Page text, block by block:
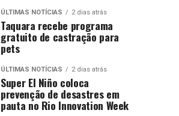
ÚLTIMAS NOTÍCIAS 2 dias atrás
Taquara recebe programa
gratuito de castração para
pets
ÚLTIMAS NOTÍCIAS 2 dias atrás
Super El Niño coloca
prevenção de desastres em
pauta no Rio Innovation Week